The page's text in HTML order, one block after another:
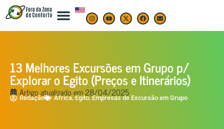
13 Melhores Excursões em Grupo p/
Explorar o Egito (Preços e Itinerários)
Artigo atualizado em28/04/2025
Redação África,Egito,Empresas de Excursão em Grupo